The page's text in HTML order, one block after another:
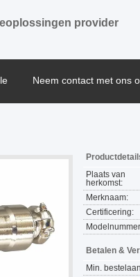
provider
Neem contact met ons
Plaats van
herkomst:
Merknaam:
Certificering:
Betalen &
Min.